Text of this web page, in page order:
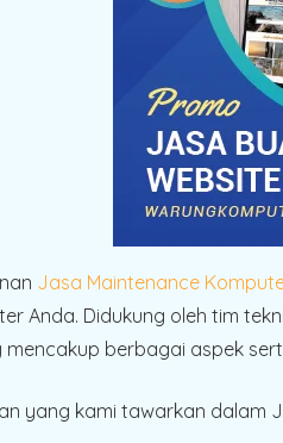
Jasa Maintenance
Anda. Didukung oleh tim
berbagai aspek
yang kami tawarkan dalam